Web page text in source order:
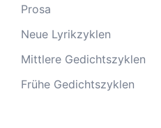
Prosa
Neue Lyrikzyklen
Mittlere Gedichtszyklen
Frühe Gedichtszyklen